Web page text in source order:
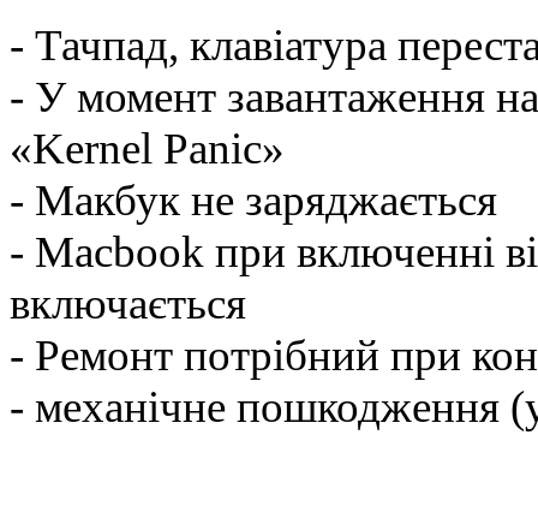
- Тачпад, клавіатура
- У момент завантаження
«Kernel Panic»
- Макбук не заряджається
- Macbook при включенні
включається
- Ремонт потрібний при
- механічне пошкодження